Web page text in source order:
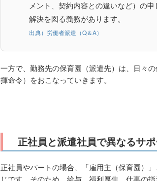
メント、契約内容との違いなど）の申
解決を図る義務があります。
出典）労働者派遣（Q＆A）
一方で、勤務先の保育園（派遣先）は、日々
揮命令）をおこなっていきます。
正社員と派遣社員で異なるサ
正社員やパートの場合、「雇用主（保育園）
じです。そのため、給与、福利厚生、仕事の